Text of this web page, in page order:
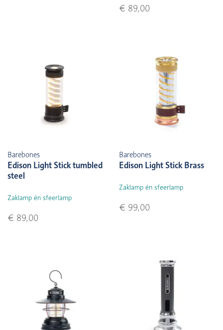
€ 89,00
Barebones
Edison Light Stick tumbled
steel
Zaklamp én sfeerlamp
€ 89,00
Barebones
Edison Light Stick Brass
Zaklamp én sfeerlamp
€ 99,00